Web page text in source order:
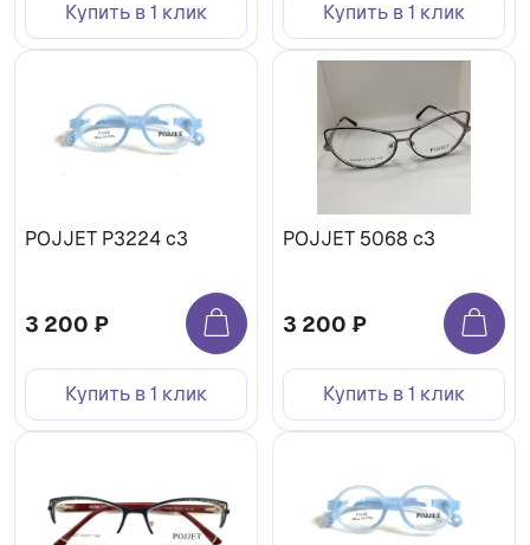
Купить в 1 клик Купить в 1 клик
POJJET P3224 с3
3 200 ₽
Купить в 1 клик
POJJET 5068 с3
3 200 ₽
Купить в 1 клик